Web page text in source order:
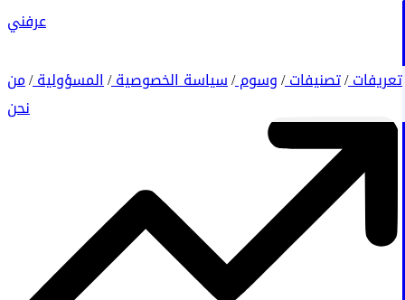
عرفني
تعريفات/ تصنيفات/ وسوم/ سياسة الخصوصية/ المسؤولية/ من
نحن